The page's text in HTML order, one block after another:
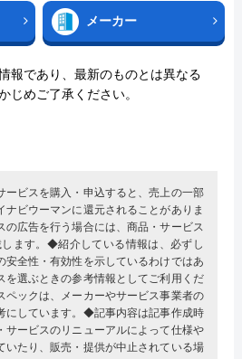
メーカー
報であり、最新のものとは異なる
じめご了承ください。
ビスを購入・申込すると、売上の一部
ナビウーマンに還元されることがありま
広告を行う場合には、商品・サービス
ます。◆紹介している情報は、必ずし
安全性・有効性を示しているわけではあ
を選ぶときの参考情報としてご利用くだ
ックは、メーカーやサービス事業者の
にしています。◆記事内容は記事作成時
サービスのリニューアルによって仕様や
いたり、販売・提供が中止されている場